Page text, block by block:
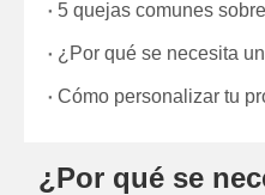
¿Por qué se